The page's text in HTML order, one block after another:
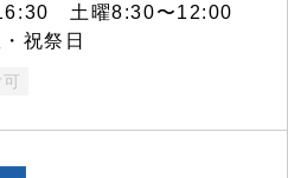
土曜8:30〜12:00
祝祭日